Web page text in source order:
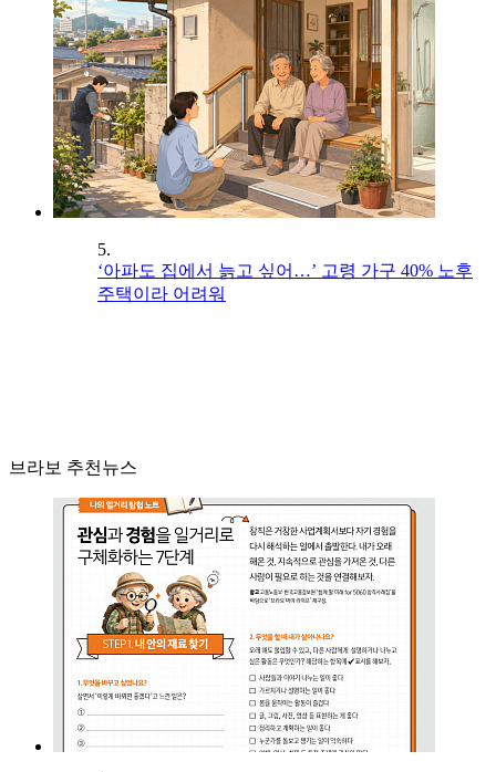
5.
‘아파도 집에서 늙고 싶어…’ 고령 가구 40% 노후
주택이라 어려워
브라보 추천뉴스